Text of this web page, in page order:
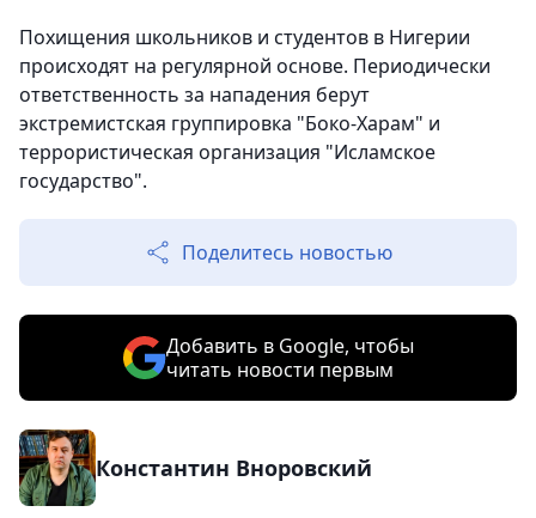
Похищения школьников и студентов в Нигерии
происходят на регулярной основе. Периодически
ответственность за нападения берут
экстремистская группировка "Боко-Харам" и
террористическая организация "Исламское
государство".
Поделитесь новостью
Добавить в Google, чтобы
читать новости первым
Константин Вноровский